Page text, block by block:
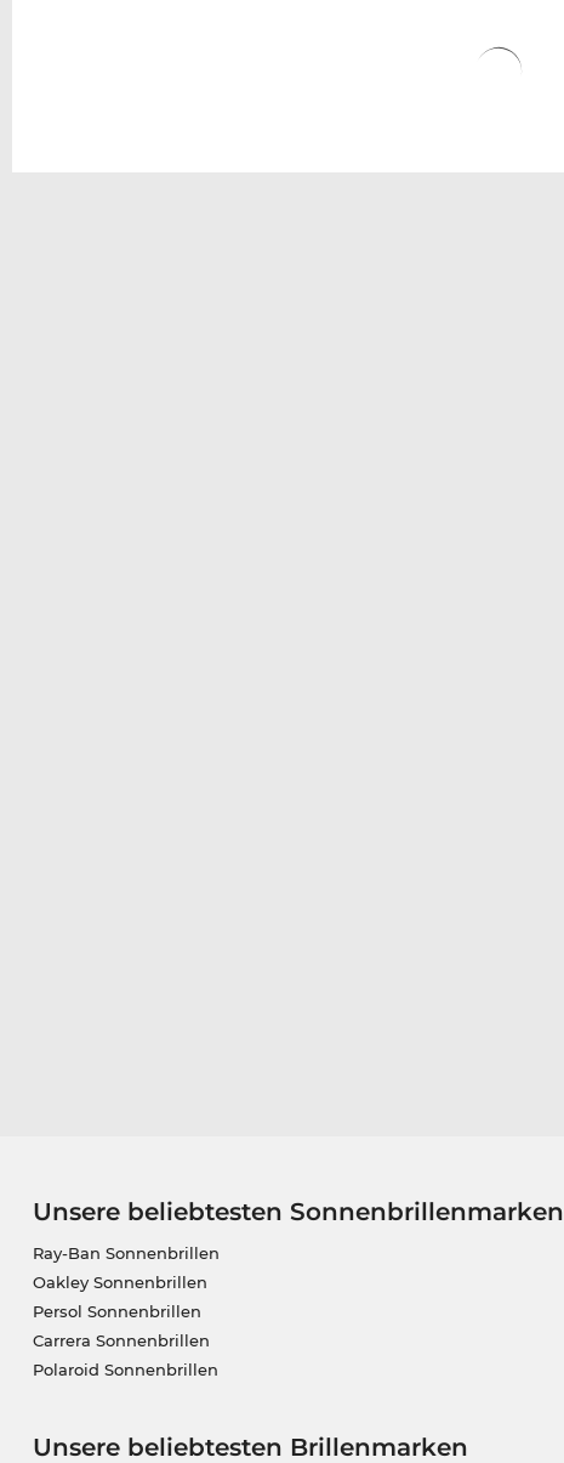
Unsere beliebtesten Sonnenbrillenmarken
Ray-Ban Sonnenbrillen
Oakley Sonnenbrillen
Persol Sonnenbrillen
Carrera Sonnenbrillen
Polaroid Sonnenbrillen
Unsere beliebtesten Brillenmarken